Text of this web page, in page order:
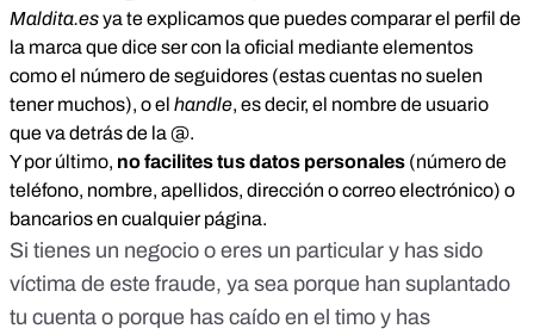
Maldita.esya te explicamos que puedes comparar el perfil de
la marca que dice ser con la oficial mediante elementos
como el número de seguidores (estas cuentas no suelen
tener muchos), o el handle, es decir, el nombre de usuario
que va detrás de la @.
Y por último, no facilites tus datos personales (número de
teléfono, nombre, apellidos, dirección o correo electrónico) o
bancarios en cualquier página.
Si tienes un negocio o eres un particular y has sido
víctima de este fraude, ya sea porque han suplantado
tu cuenta o porque has caído en el timo y has